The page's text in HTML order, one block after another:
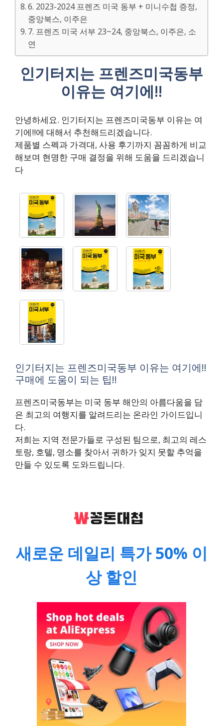
6. 2023-2024 프렌즈 미국 동부 + 미니수첩 증정,
중앙북스, 이주은
7. 프렌즈 미국 서부 23~24, 중앙북스, 이주은, 소
연
인기터지는 프렌즈미국동부
이유는 여기에!!
안녕하세요. 인기터지는 프렌즈미국동부 이유는 여
기에!!에 대해서 추천해드리겠습니다.
제품별 스펙과 가격대, 사용 후기까지 꼼꼼하게 비교
해보며 현명한 구매 결정을 위해 도움을 드리겠습니
다
인기터지는 프렌즈미국동부 이유는 여기에!!
구매에 도움이 되는 팁!!
프렌즈미국동부는 미국 동부 해안의 아름다움을 담
은 최고의 여행지를 알려드리는 온라인 가이드입니
다.
저희는 지역 전문가들로 구성된 팀으로, 최고의 레스
토랑, 호텔, 명소를 찾아서 귀하가 잊지 못할 추억을
만들 수 있도록 도와드립니다.
새로운 데일리 특가 50% 이
상 할인